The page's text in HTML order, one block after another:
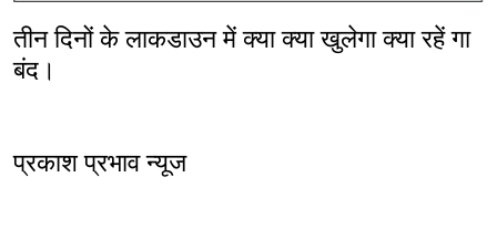
तीन दिनों के लाकडाउन में क्या क्या खुलेगा क्या रहें गा
बंद।
प्रकाश प्रभाव न्यूज